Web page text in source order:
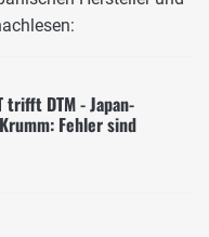
trifft DTM - Japan-
Fehler sind